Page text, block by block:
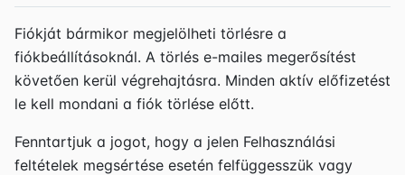
Fiókját bármikor megjelölheti törlésre a
fiókbeállításoknál. A törlés e-mailes megerősítést
követően kerül végrehajtásra. Minden aktív előfizetést
le kell mondani a fiók törlése előtt.
Fenntartjuk a jogot, hogy a jelen Felhasználási
feltételek megsértése esetén felfüggesszük vagy